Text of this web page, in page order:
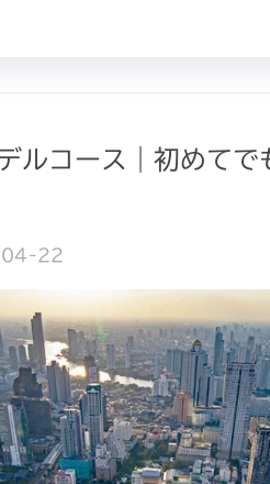
ルコース｜初めてで
22